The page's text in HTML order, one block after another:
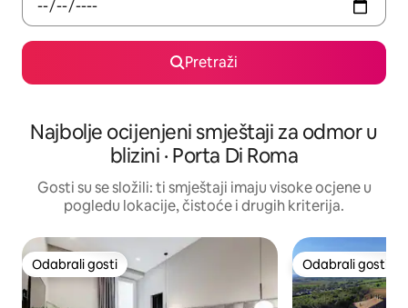
Pretraži
Najbolje ocijenjeni smještaji za odmor u
blizini · Porta Di Roma
Gosti su se složili: ti smještaji imaju visoke ocjene u
pogledu lokacije, čistoće i drugih kriterija.
Odabrali gosti
Odabrali gosti Odabrali gosti
Odabrali gosti